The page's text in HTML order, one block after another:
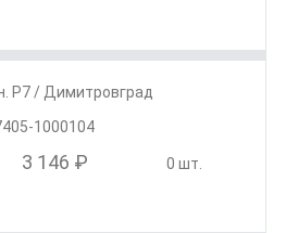
Р7 / Димитровград
1000104
3 146 ₽ 0 шт.